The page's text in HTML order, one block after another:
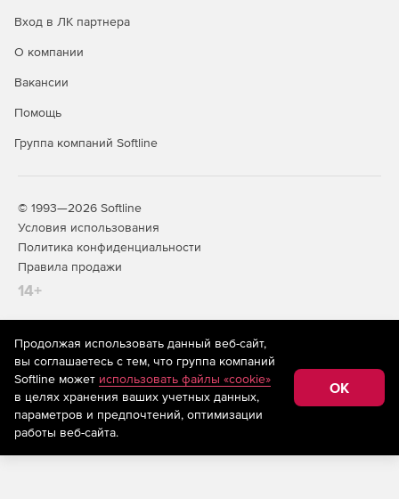
Вход в ЛК партнера
О компании
Вакансии
Помощь
Группа компаний Softline
© 1993—2026 Softline
Условия использования
Политика конфиденциальности
Правила продажи
14+
На информационном ресурсе store.softline.ru применяются
рекомендательные технологии(информационные технологии
предоставления информации на основе сбора,
систематизации и анализа сведений, относящихся к
предпочтениям пользователей сети «Интернет»,
находящихся на территории Российской Федерации)
Продолжая использовать данный веб-сайт,
вы соглашаетесь с тем, что группа компаний
Softline может использовать файлы «cookie»
в целях хранения ваших учетных данных,
параметров и предпочтений, оптимизации
работы веб-сайта.
OK